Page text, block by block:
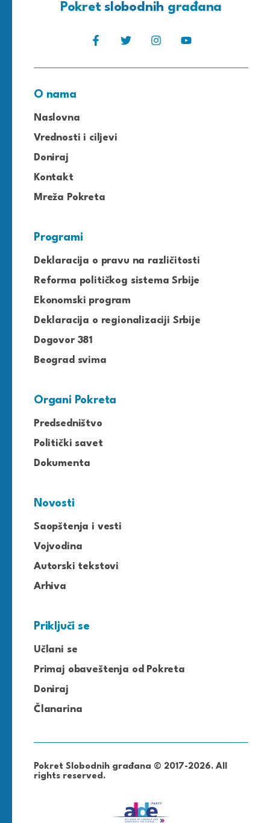
Pokretslobodnih građana
O nama
Naslovna
Vrednosti i ciljevi
Doniraj
Kontakt
Mreža Pokreta
Programi
Deklaracija o pravu na različitosti
Reforma političkog sistema Srbije
Ekonomski program
Deklaracija o regionalizaciji Srbije
Dogovor 381
Beograd svima
Organi Pokreta
Predsedništvo
Politički savet
Dokumenta
Novosti
Saopštenja i vesti
Vojvodina
Autorski tekstovi
Arhiva
Priključi se
Učlani se
Primaj obaveštenja od Pokreta
Doniraj
Članarina
Pokret Slobodnih građana © 2017-2026. All
rights reserved.